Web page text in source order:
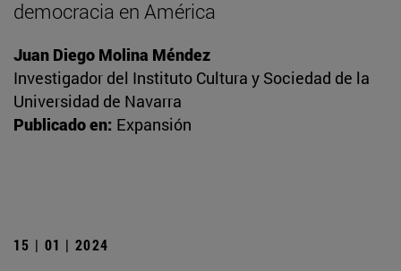
democracia en América
Juan Diego Molina Méndez
Investigador del Instituto Cultura y Sociedad de la
Universidad de Navarra
Publicado en: Expansión
15 | 01 | 2024